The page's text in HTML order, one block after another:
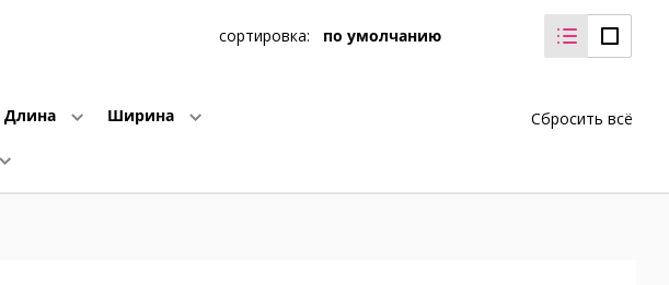
Длина Ширина
сортировка: по умолчанию
Сбросить всё